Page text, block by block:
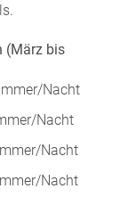
(März bis
Nacht
Nacht
Nacht
Nacht